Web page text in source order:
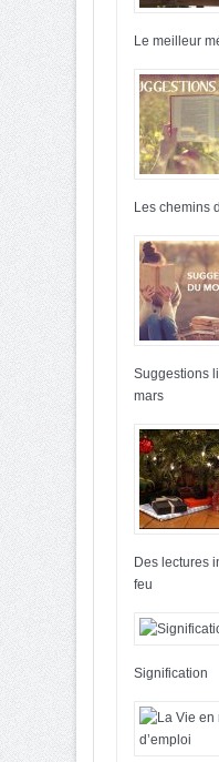
Le meilleur
Les chemins
Suggestions
mars
Des lectures
feu
Signification